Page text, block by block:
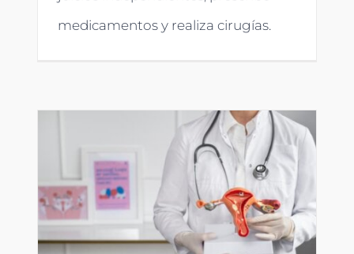
medicamentos y realiza cirugías.